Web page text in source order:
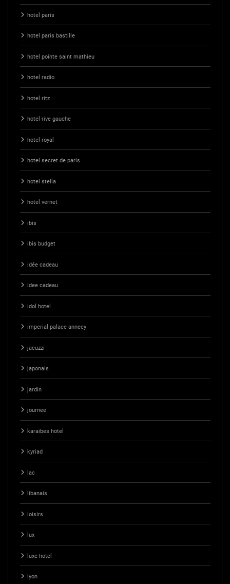
hotel paris
hotel paris bastille
hotel pointe saint mathieu
hotel radio
hotel ritz
hotel rive gauche
hotel royal
hotel secret de paris
hotel stella
hotel vernet
ibis
ibis budget
idée cadeau
idee cadeau
idol hotel
imperial palace annecy
jacuzzi
japonais
jardin
journee
karaibes hotel
kyriad
lac
libanais
loisirs
lux
luxe hotel
lyon